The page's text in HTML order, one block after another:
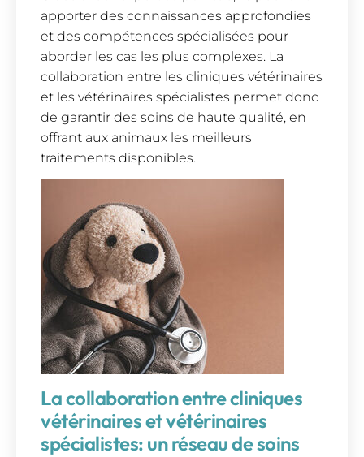
apporter des connaissances approfondies
et des compétences spécialisées pour
aborder les cas les plus complexes. La
collaboration entre les cliniques vétérinaires
et les vétérinaires spécialistes permet donc
de garantir des soins de haute qualité, en
offrant aux animaux les meilleurs
traitements disponibles.
La collaboration entre cliniques
vétérinaires et vétérinaires
spécialistes: un réseau de soins